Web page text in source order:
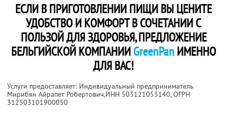
ЕСЛИ В ПРИГОТОВЛЕНИИ ПИЩИ ВЫ ЦЕНИТЕ
УДОБСТВО И КОМФОРТ В СОЧЕТАНИИ С
ПОЛЬЗОЙ ДЛЯ ЗДОРОВЬЯ, ПРЕДЛОЖЕНИЕ
БЕЛЬГИЙСКОЙ КОМПАНИИGreenPanИМЕННО
ДЛЯ ВАС!
Услуги предоставляет: Индивидуальный предприниматель
Мирибян Айрапет Робертович,ИНН 503121053140, ОГРН
312503101900050